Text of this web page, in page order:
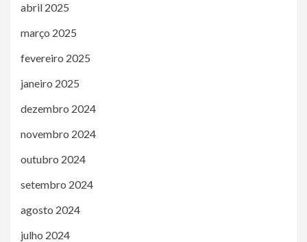
abril 2025
março 2025
fevereiro 2025
janeiro 2025
dezembro 2024
novembro 2024
outubro 2024
setembro 2024
agosto 2024
julho 2024